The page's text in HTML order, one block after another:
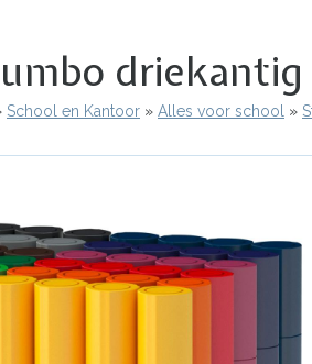
School en Kantoor Alles voor school